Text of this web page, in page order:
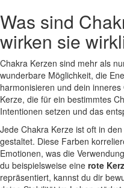
Was sind
wirken sie
Chakra Kerzen sind mehr als
wunderbare Möglichkeit, die
harmonisieren und⁣ dein
Kerze, die ⁢für ein‌ bestimmtes⁢
Intentionen setzen und das
Jede Chakra Kerze ist oft⁣ in
gestaltet.‌ Diese Farben
Emotionen, was die
du beispielsweise⁢ eine rote
repräsentiert, kannst du dir